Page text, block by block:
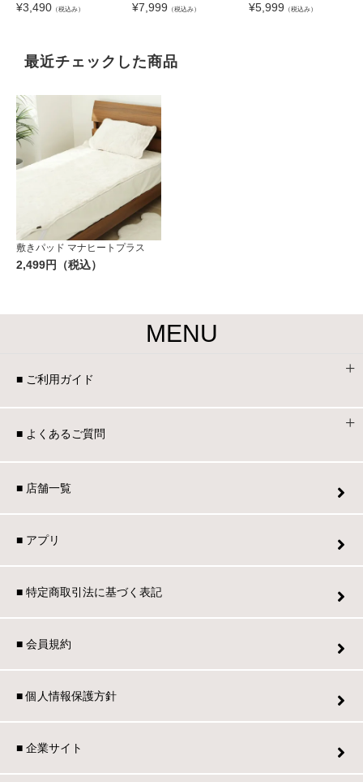
¥3,490 （税込み） ¥7,999 （税込み） ¥5,999 （税込み）
最近チェックした商品
敷きパッド マナヒートプラス
2,499円（税込）
MENU
■ ご利用ガイド
■ よくあるご質問
■ 店舗一覧
■ アプリ
■ 特定商取引法に基づく表記
■ 会員規約
■ 個人情報保護方針
■ 企業サイト